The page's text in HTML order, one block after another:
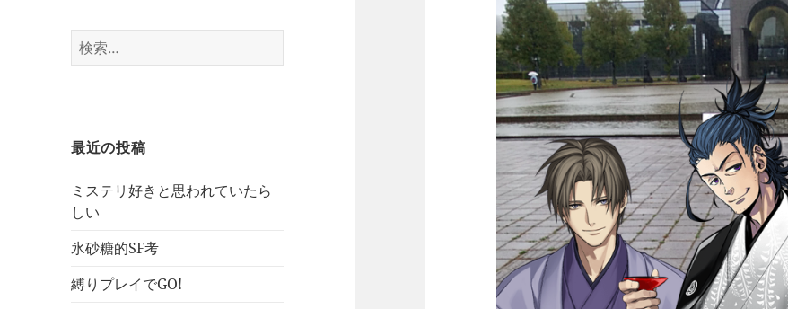
検
索:
最近の投稿
ミステリ好きと思われていたら
しい
氷砂糖的SF考
縛りプレイでGO!